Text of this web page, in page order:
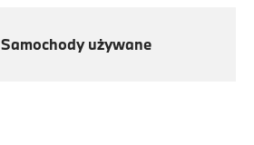
Samochody używane